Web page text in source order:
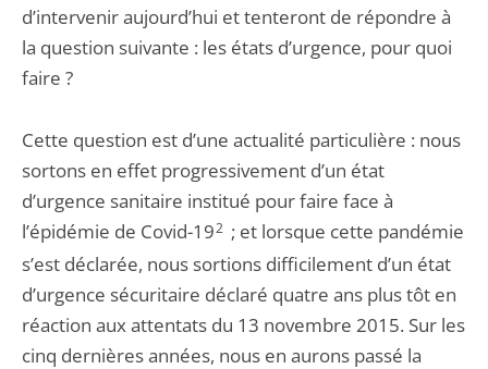
d’intervenir aujourd’hui et tenteront de répondre à
la question suivante : les états d’urgence, pour quoi
faire ?
Cette question est d’une actualité particulière : nous
sortons en effet progressivement d’un état
d’urgence sanitaire institué pour faire face à
l’épidémie de Covid-192; et lorsque cette pandémie
s’est déclarée, nous sortions difficilement d’un état
d’urgence sécuritaire déclaré quatre ans plus tôt en
réaction aux attentats du 13 novembre 2015. Sur les
cinq dernières années, nous en aurons passé la